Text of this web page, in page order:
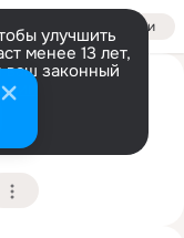
Войти
улучшить
менее 13 лет,
ваш законный